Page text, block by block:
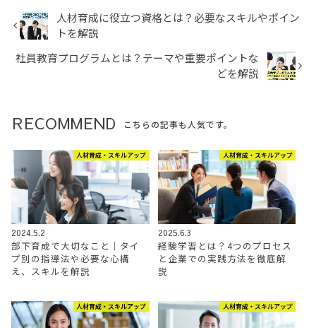
人材育成に役立つ資格とは？必要なスキルやポイン
トを解説
社員教育プログラムとは？テーマや重要ポイントな
どを解説
RECOMMEND こちらの記事も人気です。
人材育成・スキルアップ
2024.5.2
部下育成で大切なこと｜タイ
プ別の指導法や必要な心構
え、スキルを解説
人材育成・スキルアップ
2025.6.3
経験学習とは？4つのプロセス
と企業での実践方法を徹底解
説
人材育成・スキルアップ 人材育成・スキルアップ